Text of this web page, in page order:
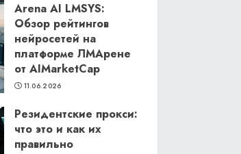
Arena AI LMSYS:
Обзор рейтингов
нейросетей на
платформе ЛМАрене
от AIMarketCap
11.06.2026
Резидентские прокси:
что это и как их
правильно